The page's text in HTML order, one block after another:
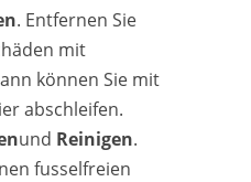
. Entfernen Sie
mit
können Sie mit
abschleifen.
und Reinigen.
fusselfreien